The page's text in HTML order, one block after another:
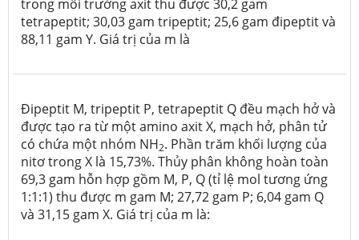
trong môi trường axit thu được 30,2 gam
tetrapeptit; 30,03 gam tripeptit; 25,6 gam đipeptit và
88,11 gam Y. Giá trị của m là
Đipeptit M, tripeptit P, tetrapeptit Q đều mạch hở và
được tạo ra từ một amino axit X, mạch hở, phân tử
có chứa một nhóm NH2. Phần trăm khối lượng của
nitơ trong X là 15,73%. Thủy phân không hoàn toàn
69,3 gam hỗn hợp gồm M, P, Q (tỉ lệ mol tương ứng
1:1:1) thu được m gam M; 27,72 gam P; 6,04 gam Q
và 31,15 gam X. Giá trị của m là: